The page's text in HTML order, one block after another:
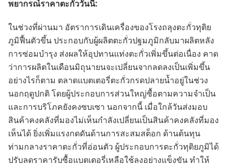
พยากรณ์ราคาตะกั่ววันนี้:
ในช่วงที่ผ่านมา อัตราการเดินเครื่องของโรงถลุงตะกั่วทุติย
ภูมิฟื้นตัวขึ้น ประกอบกับผู้ผลิตตะกั่วปฐมภูมิกลับมาผลิตหลัง
การซ่อมบำรุง ส่งผลให้อุปทานแท่งตะกั่วเพิ่มขึ้นต่อเนื่อง คาด
ว่าการผลิตในเดือนมิถุนายนจะเปลี่ยนจากลดลงเป็นเพิ่มขึ้น
อย่างไรก็ตาม ตลาดแบตเตอรี่ตะกั่วกรดปลายน้ำอยู่ในช่วง
นอกฤดูปกติ โดยผู้ประกอบการส่วนใหญ่ซื้อตามความจำเป็น
และการบริโภคยังคงซบเซา นอกจากนี้ เมื่อใกล้วันส่งมอบ
สินค้าคงคลังที่มองไม่เห็นกำลังเปลี่ยนเป็นสินค้าคงคลังที่มอง
เห็นได้ ยิ่งเพิ่มแรงกดดันด้านการสะสมสต็อก ด้านต้นทุน
ท่ามกลางราคาตะกั่วที่อ่อนตัว ผู้ประกอบการตะกั่วทุติยภูมิได้
ปรับลดราคารับซื้อแบตเตอรี่เหลือใช้ลงอย่างแข็งขัน ทำให้